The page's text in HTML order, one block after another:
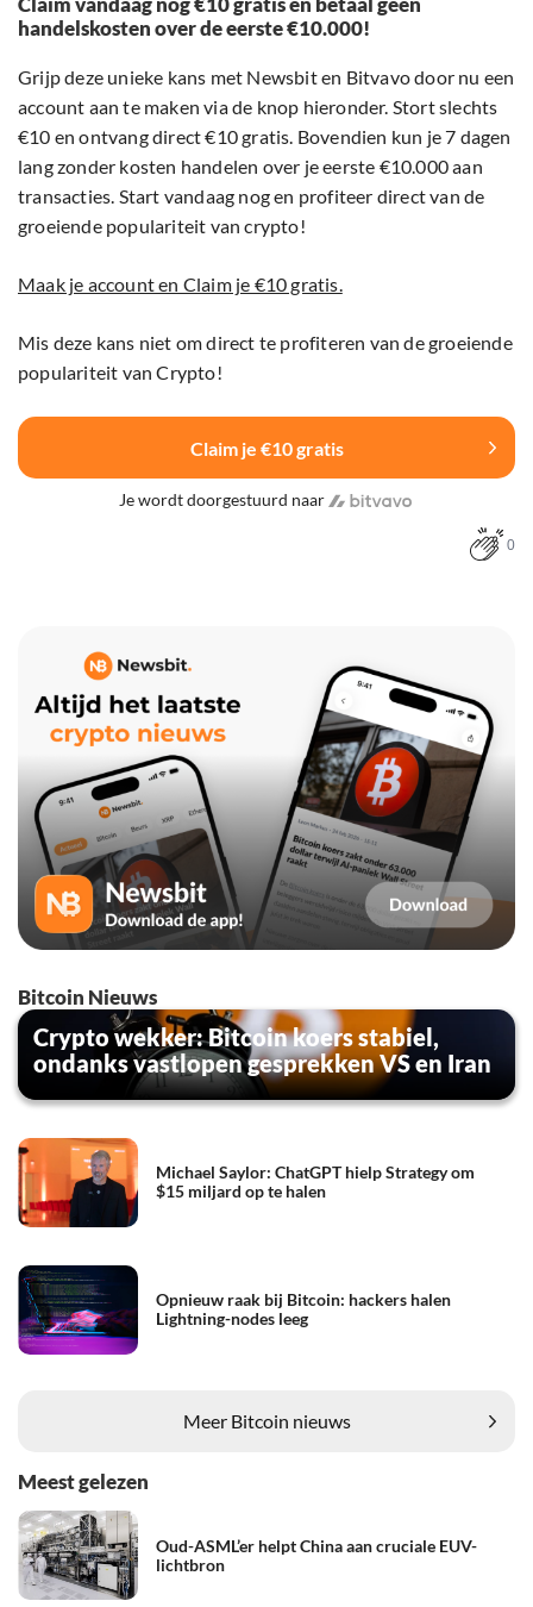
handelskosten over de eerste €10.000!
Grijp deze unieke kans met Newsbit en Bitvavo door nu een
account aan te maken via de knop hieronder. Stort slechts
€10 en ontvang direct €10 gratis. Bovendien kun je 7 dagen
lang zonder kosten handelen over je eerste €10.000 aan
transacties. Start vandaag nog en profiteer direct van de
groeiende populariteit van crypto!
Maak je account en Claim je €10 gratis.
Mis deze kans niet om direct te profiteren van de groeiende
populariteit van Crypto!
Claim je €10 gratis
Je wordt doorgestuurd naar
0
Bitcoin Nieuws
Crypto wekker: Bitcoin koers stabiel,
ondanks vastlopen gesprekken VS en Iran
Michael Saylor: ChatGPT hielp Strategy om
$15 miljard op te halen
Opnieuw raak bij Bitcoin: hackers halen
Lightning-nodes leeg
Meer Bitcoin nieuws
Meest gelezen
Oud-ASML’er helpt China aan cruciale EUV-
lichtbron